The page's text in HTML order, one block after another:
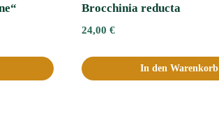
Brocchinia reducta
24,00 €
In den Warenkorb